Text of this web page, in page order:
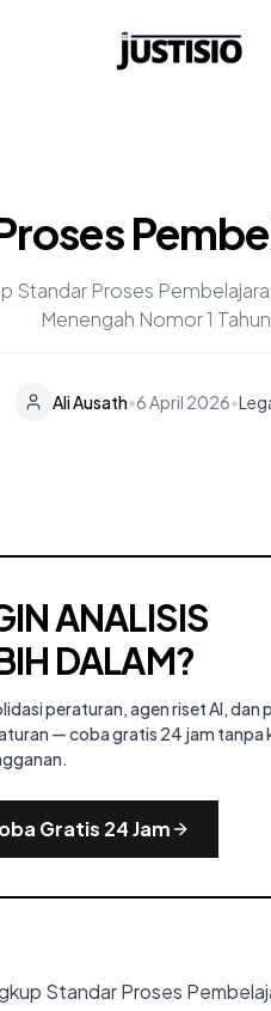
Standar Proses
Menengah Nomor 1
Ali Ausath•6 April 2026•
ANALISIS
DALAM?
peraturan, agen riset AI, dan
— coba gratis 24 jam tanpa
Gratis 24 Jam
Standar Proses